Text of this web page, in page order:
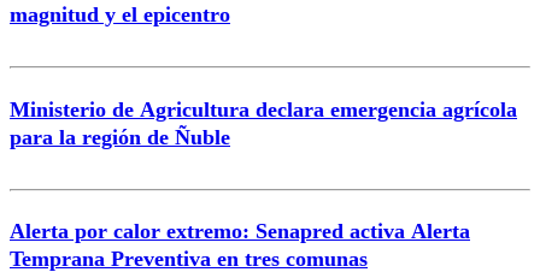
magnitud y el epicentro
Ministerio de Agricultura declara emergencia agrícola
para la región de Ñuble
Alerta por calor extremo: Senapred activa Alerta
Temprana Preventiva en tres comunas